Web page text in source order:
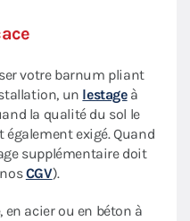
votre barnum pliant
un lestageà
la qualité du sol le
également exigé. Quand
supplémentaire doit
CGV).
en acier ou en béton à